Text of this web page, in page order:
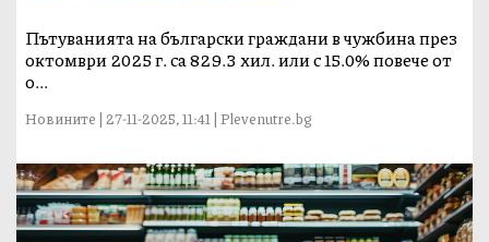
Пътуванията на български граждани в чужбина през
октомври 2025 г. са 829.3 хил. или с 15.0% повече от
о...
Новините | 27-11-2025, 11:41 | Plevenutre.bg